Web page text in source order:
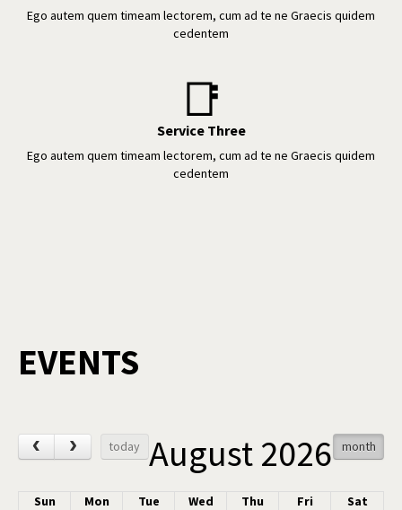
Ego autem quem timeam lectorem, cum ad te ne Graecis quidem
cedentem
📑
Service Three
Ego autem quem timeam lectorem, cum ad te ne Graecis quidem
cedentem
EVENTS
‹ › today August 2026 month
Sun Mon Tue Wed Thu Fri
Sat